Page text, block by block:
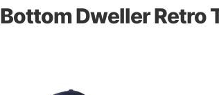
Dweller Retro